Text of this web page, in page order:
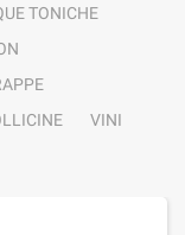
TONICHE
VINI